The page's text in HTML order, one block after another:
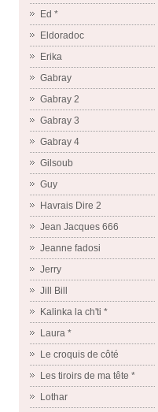
Ed *
Eldoradoc
Erika
Gabray
Gabray 2
Gabray 3
Gabray 4
Gilsoub
Guy
Havrais Dire 2
Jean Jacques 666
Jeanne fadosi
Jerry
Jill Bill
Kalinka la ch'ti *
Laura *
Le croquis de côté
Les tiroirs de ma tête *
Lothar